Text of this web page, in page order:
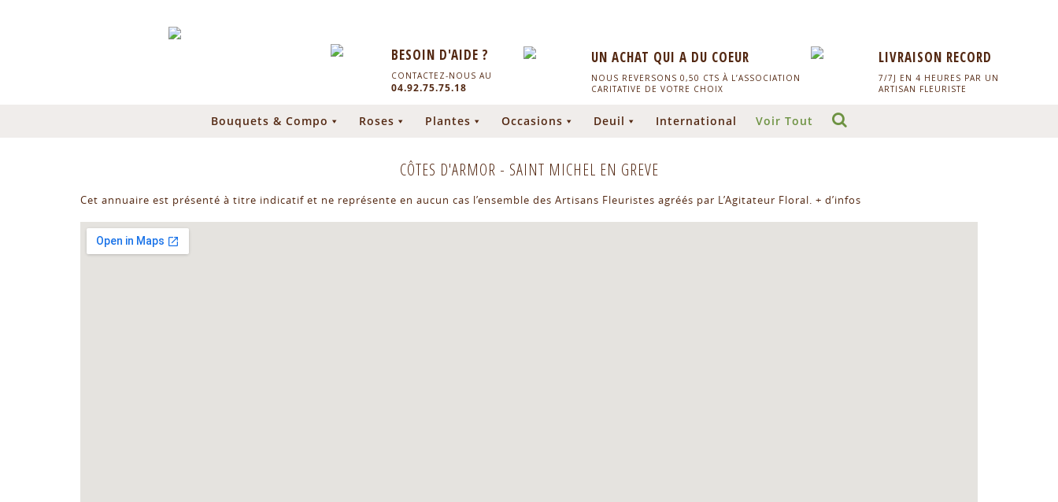
BESOIN D'AIDE ?
CONTACTEZ-NOUS AU
04.92.75.75.18
UN ACHAT QUI A DU COEUR
NOUS REVERSONS 0,50 CTS À L’ASSOCIATION
CARITATIVE DE VOTRE CHOIX
LIVRAISON RECORD
7/7J EN 4 HEURES PAR UN
ARTISAN FLEURISTE
Bouquets & Compo Roses Plantes Occasions Deuil International Voir Tout
CÔTES D'ARMOR - SAINT MICHEL EN GREVE
Cet annuaire est présenté à titre indicatif et ne représente en aucun cas l’ensemble des Artisans Fleuristes agréés par L’Agitateur Floral. + d’infos